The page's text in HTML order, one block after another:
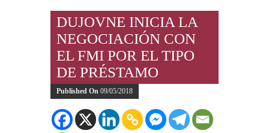
DUJOVNE INICIA LA
NEGOCIACIÓN CON
EL FMI POR EL TIPO
DE PRÉSTAMO
Published On 09/05/2018